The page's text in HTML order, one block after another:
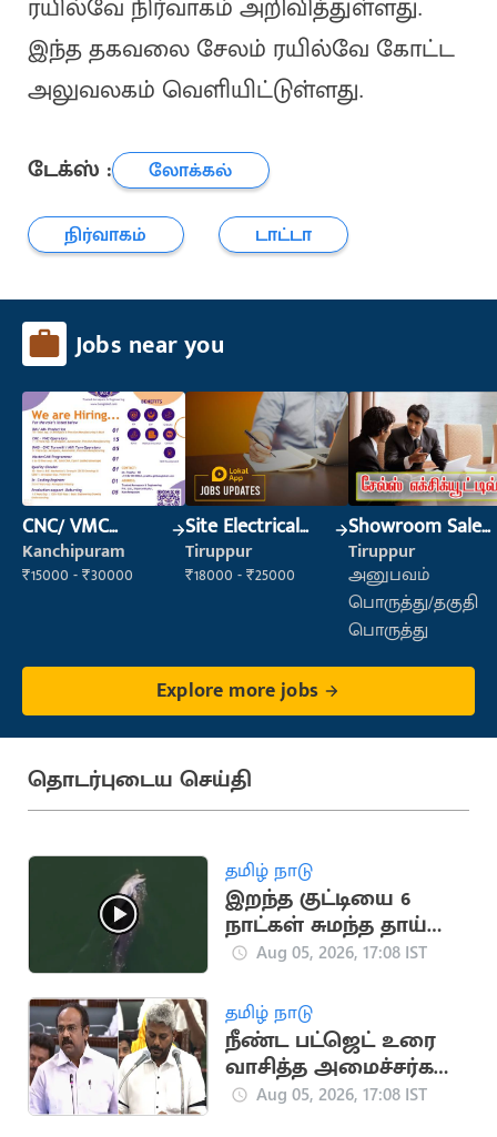
ரயில்வே நிர்வாகம் அறிவித்துள்ளது.
இந்த தகவலை சேலம் ரயில்வே கோட்ட
அலுவலகம் வெளியிட்டுள்ளது.
டேக்ஸ் :
லோக்கல்
நிர்வாகம்
டாட்டா
Jobs near you
CNC/ VMC
Operator
Kanchipuram
₹15000 - ₹30000
Site Electrical
Engineer
Tiruppur
₹18000 - ₹25000
Showroom Sales
Executive (Retail
Sales)
Tiruppur
அனுபவம்
பொருத்து/தகுதி
பொருத்து
Explore more jobs
தொடர்புடைய செய்தி
தமிழ் நாடு
இறந்த குட்டியை 6
நாட்கள் சுமந்த தாய்
டால்பின் (வைரல்
Aug 05, 2026, 17:08 IST
தமிழ் நாடு
நீண்ட பட்ஜெட் உரை
வாசித்த அமைச்சர்கள்
பட்டியலில் மரிய
Aug 05, 2026, 17:08 IST